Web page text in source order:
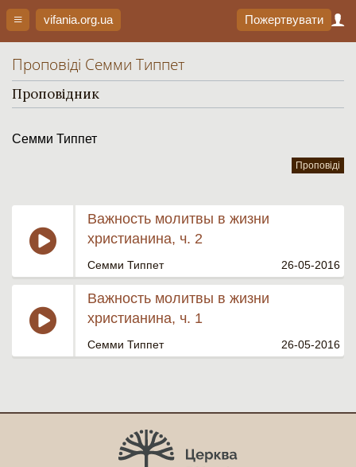
vifania.org.ua Пожертвувати
Проповіді Семми Типпет
Проповідник
Семми Типпет
Проповіді
Важность молитвы в жизни
христианина, ч. 2
Семми Типпет 26-05-2016
Важность молитвы в жизни
христианина, ч. 1
Семми Типпет 26-05-2016